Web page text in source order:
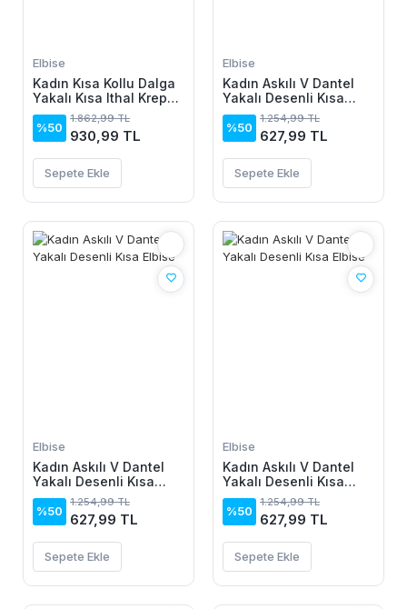
Elbise
Kadın Kısa Kollu Dalga
Yakalı Kısa Ithal Krep
Elbise
%50
1.862,99 TL
930,99 TL
Sepete Ekle
Elbise
Kadın Askılı V Dantel
Yakalı Desenli Kısa
Elbise
%50
1.254,99 TL
627,99 TL
Sepete Ekle
Elbise
Kadın Askılı V Dantel
Yakalı Desenli Kısa
Elbise
%50
1.254,99 TL
627,99 TL
Sepete Ekle
Elbise
Kadın Askılı V Dantel
Yakalı Desenli Kısa
Elbise
%50
1.254,99 TL
627,99 TL
Sepete Ekle